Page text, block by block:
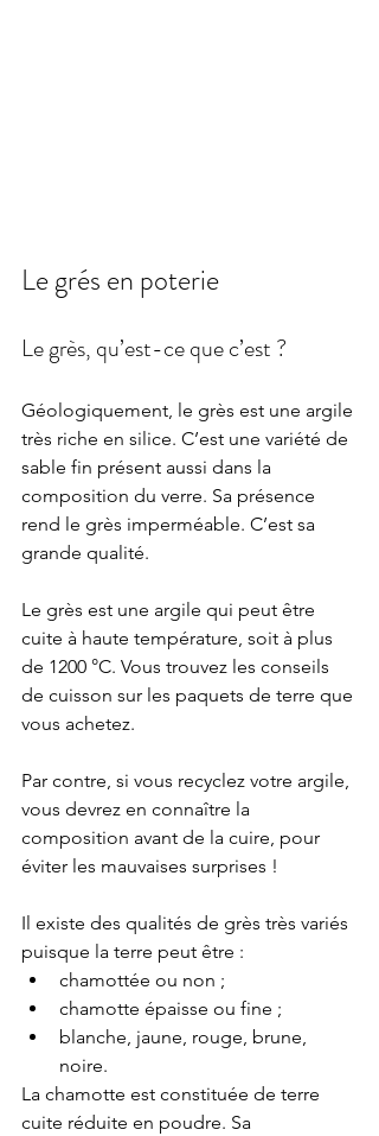
Le grés en poterie
Le grès, qu’est-ce que c’est ?
Géologiquement, le grès est une argile
très riche en silice. C’est une variété de
sable fin présent aussi dans la
composition du verre. Sa présence
rend le grès imperméable. C’est sa
grande qualité.
Le grès est une argile qui peut être
cuite à haute température, soit à plus
de 1200 °C. Vous trouvez les conseils
de cuisson sur les paquets de terre que
vous achetez.
Par contre, si vous recyclez votre argile,
vous devrez en connaître la
composition avant de la cuire, pour
éviter les mauvaises surprises !
Il existe des qualités de grès très variés
puisque la terre peut être :
chamottée ou non ;
chamotte épaisse ou fine ;
blanche, jaune, rouge, brune,
noire.
La chamotte est constituée de terre
cuite réduite en poudre. Sa